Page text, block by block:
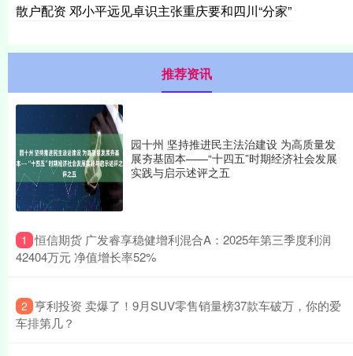
散户配资 邓小平远见卓识主张重庆要和四川“分家”
推荐资讯
园十州 坚持推进民主法治建设 为高质量发
展夯基固本——“十四五”时期经济社会发展
实践与启示述评之五
1 ​恒信期货 广发睿享稳健增利混合A：2025年第三季度利润
42404万元 净值增长率52%
2 ​亨利投资 卖爆了！9月SUV零售销量榜37款车破万，你的爱
车排第几？